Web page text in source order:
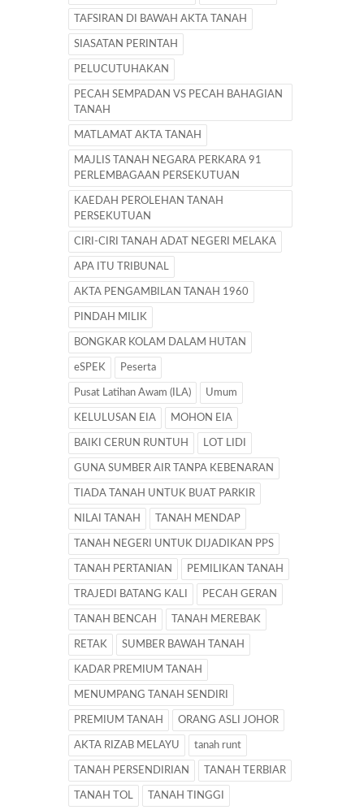
TAFSIRAN DI BAWAH AKTA TANAH
SIASATAN PERINTAH
PELUCUTUHAKAN
PECAH SEMPADAN VS PECAH BAHAGIAN
TANAH
MATLAMAT AKTA TANAH
MAJLIS TANAH NEGARA PERKARA 91
PERLEMBAGAAN PERSEKUTUAN
KAEDAH PEROLEHAN TANAH
PERSEKUTUAN
CIRI-CIRI TANAH ADAT NEGERI MELAKA
APA ITU TRIBUNAL
AKTA PENGAMBILAN TANAH 1960
PINDAH MILIK
BONGKAR KOLAM DALAM HUTAN
eSPEK Peserta
Pusat Latihan Awam (ILA) Umum
KELULUSAN EIA MOHON EIA
BAIKI CERUN RUNTUH LOT LIDI
GUNA SUMBER AIR TANPA KEBENARAN
TIADA TANAH UNTUK BUAT PARKIR
NILAI TANAH TANAH MENDAP
TANAH NEGERI UNTUK DIJADIKAN PPS
TANAH PERTANIAN PEMILIKAN TANAH
TRAJEDI BATANG KALI PECAH GERAN
TANAH BENCAH TANAH MEREBAK
RETAK SUMBER BAWAH TANAH
KADAR PREMIUM TANAH
MENUMPANG TANAH SENDIRI
PREMIUM TANAH ORANG ASLI JOHOR
AKTA RIZAB MELAYU tanah runt
TANAH PERSENDIRIAN TANAH TERBIAR
TANAH TOL TANAH TINGGI